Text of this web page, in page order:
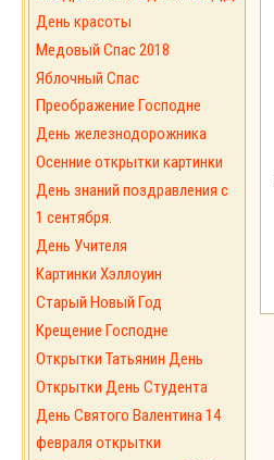
День красоты
Медовый Спас 2018
Яблочный Спас
Преображение Господне
День железнодорожника
Осенние открытки картинки
День знаний поздравления с
1 сентября.
День Учителя
Картинки Хэллоуин
Старый Новый Год
Крещение Господне
Открытки Татьянин День
Открытки День Студента
День Святого Валентина 14
февраля открытки